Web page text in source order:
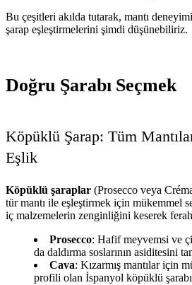
Bu çeşitleri akılda tutarak, mantı
şarap eşleştirmelerini şimdi düşünebiliriz.
Doğru Şarabı Seçmek
Köpüklü Şarap: Tüm
Eşlik
Köpüklü şaraplar (Prosecco veya
tür mantı ile eşleştirmek için mükemmel
iç malzemelerin zenginliğini keserek
Prosecco: Hafif meyvemsi ve
da daldırma soslarının asiditesini
Cava: Kızarmış mantılar için
profili olan İspanyol köpüklü